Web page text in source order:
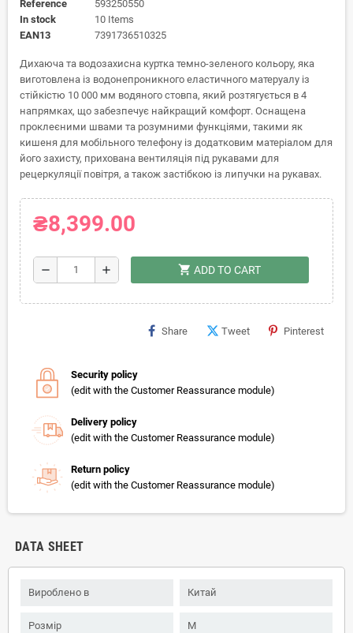
Reference
593250550
In stock
10 Items
EAN13
7391736510325
Дихаюча та водозахисна куртка темно-зеленого кольору, яка
виготовлена із водонепроникного еластичного матеруалу із
стійкістю 10 000 мм водяного стовпа, який розтягується в 4
напрямках, що забезпечує найкращий комфорт. Оснащена
проклеєними швами та розумними функціями, такими як
кишеня для мобільного телефону із додатковим матеріалом для
його захисту, прихована вентиляція під рукавами для
рецеркуляції повітря, а також застібкою із липучки на рукавах.
₴8,399.00
remove add shopping_cart ADD TO CART
Share Tweet Pinterest
Security policy
(edit with the Customer Reassurance module)
Delivery policy
(edit with the Customer Reassurance module)
Return policy
(edit with the Customer Reassurance module)
DATA SHEET
Вироблено в Китай
Розмір M